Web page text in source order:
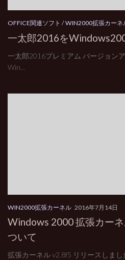
OFFICE関連ソフト /WIN2000拡張カーネ
一太郎2016を
一太郎2016プレミアム バージョン
Win...
WIN2000拡張カーネル 2016年7月14日
Windows 2000 拡張カー
ついて
拡張カーネル v2.8f5 リリースしま